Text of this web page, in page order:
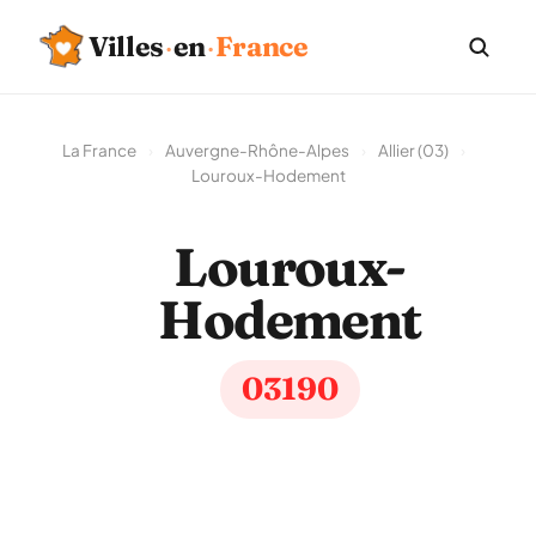
Villes·en·France
La France Auvergne-Rhône-Alpes Allier (03)
Louroux-Hodement
Louroux-
Hodement
03190